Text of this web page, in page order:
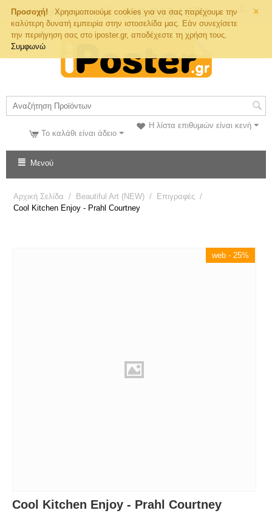
×
Προσοχή!
Χρησιμοποιούμε cookies για να σας παρέχουμε την
καλύτερη δυνατή εμπειρία στην ιστοσελίδα μας. Εάν συνεχίσετε
την περιήγηση σας στο iposter.gr, αποδέχεστε τη χρήση τους.
Συμφωνώ
Τηλ. Παραγγελιών
Η λίστα επιθυμιών είναι κενή
Το καλάθι είναι άδειο
Μενού
Αρχική Σελίδα / Beautiful Art (NEW) / Επιγραφές /
Cool Kitchen Enjoy - Prahl Courtney
web - 25%
Cool Kitchen Enjoy - Prahl Courtney